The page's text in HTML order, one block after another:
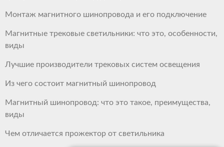
Монтаж магнитного шинопровода и его подключение
Магнитные трековые светильники: что это, особенности,
виды
Лучшие производители трековых систем освещения
Из чего состоит магнитный шинопровод
Магнитный шинопровод: что это такое, преимущества,
виды
Чем отличается прожектор от светильника